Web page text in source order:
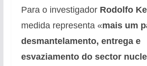
Para o investigador Rodolfo
medida representa «mais um
desmantelamento, entrega e
esvaziamento do sector